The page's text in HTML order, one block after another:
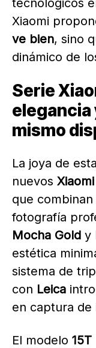
Xiaomi
ve bien, sino
dinámico de
Serie
elegancia
mismo
La joya de
nuevos
que
fotografía
Mocha Gold y
estética
sistema de
con Leica
en captura de
El modelo 15T